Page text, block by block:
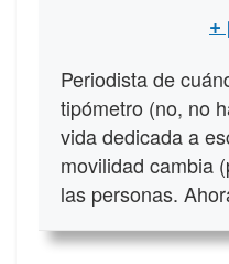
+
Periodista de
tipómetro (no, no
vida dedicada a
movilidad cambia
las personas.